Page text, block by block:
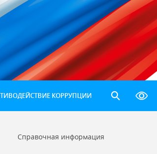
КОРРУПЦИИ
Справочная информация